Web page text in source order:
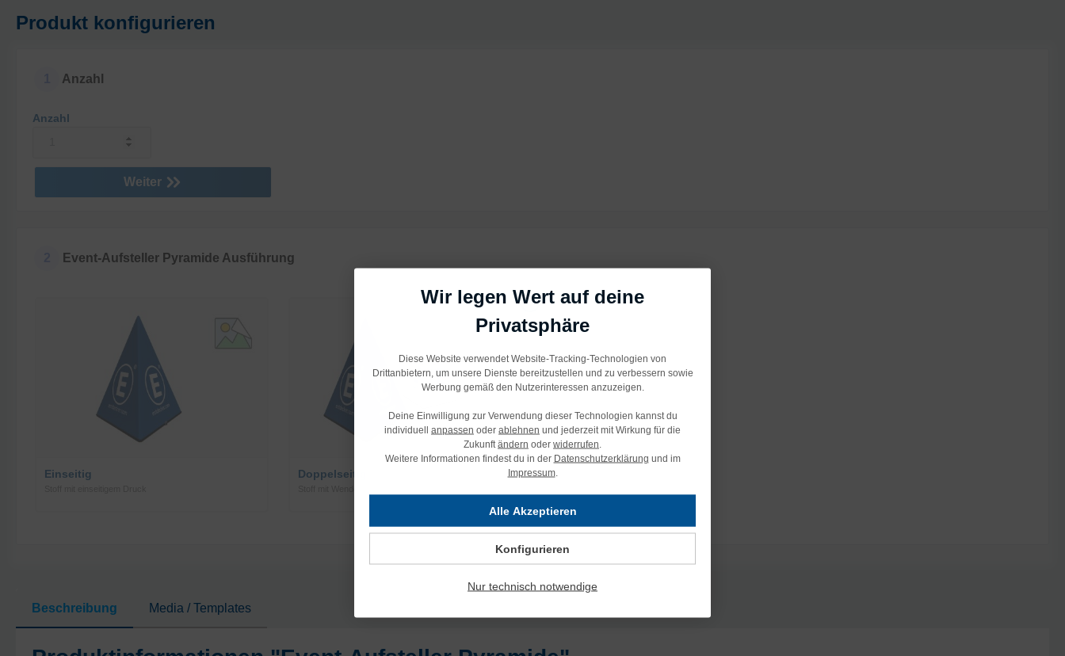
Produkt konfigurieren
Anzahl
Anzahl
Weiter
Event-Aufsteller Pyramide Ausführung
Einseitig Doppelseitig
Loading...
Beschreibung Media / Templates
Wir legen Wert auf deine
Privatsphäre
Diese Website verwendet Website-Tracking-Technologien von
Drittanbietern, um unsere Dienste bereitzustellen und zu verbessern sowie
Werbung gemäß den Nutzerinteressen anzuzeigen.
Deine Einwilligung zur Verwendung dieser Technologien kannst du
individuell anpassen oder ablehnen und jederzeit mit Wirkung für die
Zukunft ändern oder widerrufen
Weitere Informationen findest du in der Datenschutzerklärung und im
Impressum.
Nur technisch notwendige
Konfigurieren
Alle Akzeptieren